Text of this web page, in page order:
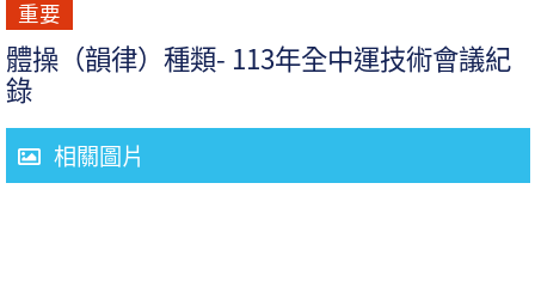
重要
體操（韻律）種類- 113年全中運技術會議紀
錄
相關圖片